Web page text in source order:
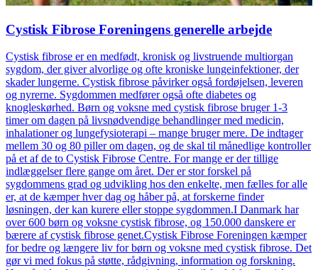
Cystisk Fibrose Foreningens generelle arbejde
Cystisk fibrose er en medfødt, kronisk og livstruende multiorgan
sygdom, der giver alvorlige og ofte kroniske lungeinfektioner, der
skader lungerne. Cystisk fibrose påvirker også fordøjelsen, leveren
og nyrerne. Sygdommen medfører også ofte diabetes og
knogleskørhed. Børn og voksne med cystisk fibrose bruger 1-3
timer om dagen på livsnødvendige behandlinger med medicin,
inhalationer og lungefysioterapi – mange bruger mere. De indtager
mellem 30 og 80 piller om dagen, og de skal til månedlige kontroller
på et af de to Cystisk Fibrose Centre. For mange er der tillige
indlæggelser flere gange om året. Der er stor forskel på
sygdommens grad og udvikling hos den enkelte, men fælles for alle
er, at de kæmper hver dag og håber på, at forskerne finder
løsningen, der kan kurere eller stoppe sygdommen.I Danmark har
over 600 børn og voksne cystisk fibrose, og 150.000 danskere er
bærere af cystisk fibrose genet.Cystisk Fibrose Foreningen kæmper
for bedre og længere liv for børn og voksne med cystisk fibrose. Det
gør vi med fokus på støtte, rådgivning, information og forskning.